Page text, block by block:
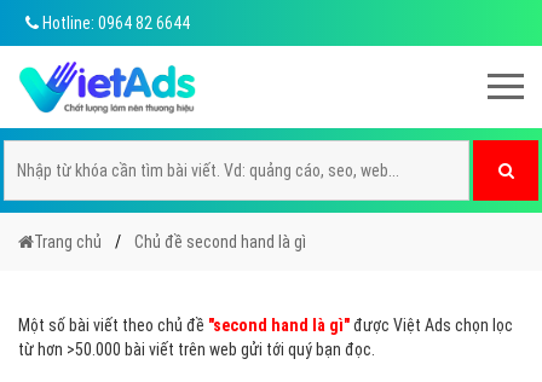
Hotline: 0964 82 6644
Trang chủ Chủ đề second hand là gì
Một số bài viết theo chủ đề "second hand là gì"được Việt Ads chọn lọc
từ hơn >50.000 bài viết trên web gửi tới quý bạn đọc.